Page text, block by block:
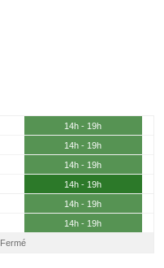
14h - 19h
14h - 19h
14h - 19h
14h - 19h
14h - 19h
14h - 19h
Fermé